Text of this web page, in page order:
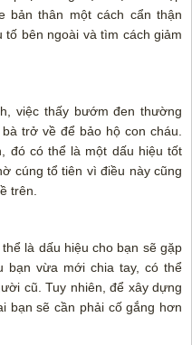
bản thân một cách cẩn thận
tố bên ngoài và tìm cách giảm
việc thấy bướm đen thường
trở về để bảo hộ con cháu.
đó có thể là một dấu hiệu tốt
cúng tổ tiên vì điều này cũng
trên.
là dấu hiệu cho bạn sẽ gặp
bạn vừa mới chia tay, có thể
cũ. Tuy nhiên, để xây dựng
bạn sẽ cần phải cố gắng hơn